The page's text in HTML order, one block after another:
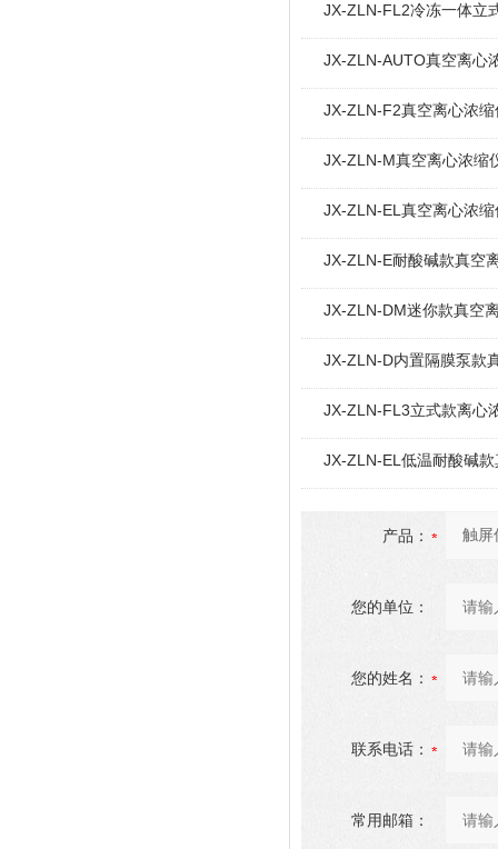
JX-ZLN-FL2冷冻一体立
JX-ZLN-AUTO真空离心
JX-ZLN-F2真空离心浓
JX-ZLN-M真空离心浓缩
JX-ZLN-EL真空离心浓
JX-ZLN-E耐酸碱款真空
JX-ZLN-DM迷你款真空
JX-ZLN-D内置隔膜泵款
JX-ZLN-FL3立式款离心
JX-ZLN-EL低温耐酸碱
产品：
您的单位：
您的姓名：
联系电话：
常用邮箱：